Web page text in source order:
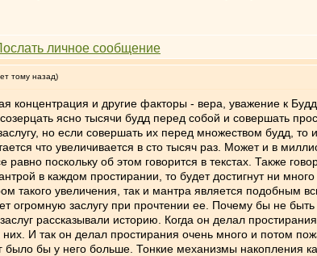
тому назад)
концентрация и другие факторы - вера, уважение к
ясно тысячи будд перед собой и совершать
но если совершать их перед множеством будд,
что увеличивается в сто тысяч раз. Может и в
равно поскольку об этом говорится в текстах. Также
в каждом простирании, то будет достигнут ни
такого увеличения, так и мантра является
заслугу при прочтении ее. Почему бы не
рассказывали историю. Когда он делал
И так он делал простирания очень много и потом
бы у него больше. Тонкие механизмы накопления